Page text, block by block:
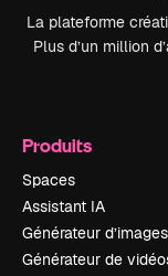
La plateforme
Plus d’un million
Produits
Spaces
Assistant IA
Générateur
Générateur de